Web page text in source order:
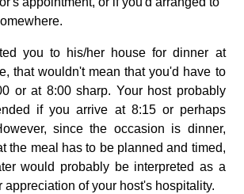
you to his/her house for dinner at
that wouldn't mean that you'd have to
or at 8:00 sharp. Your host probably
if you arrive at 8:15 or perhaps
since the occasion is dinner,
the meal has to be planned and timed,
would probably be interpreted as a
appreciation of your host's hospitality.